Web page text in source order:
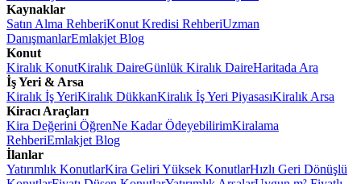
Kaynaklar
Satın Alma RehberiKonut Kredisi RehberiUzman
DanışmanlarEmlakjet Blog
Konut
Kiralık KonutKiralık DaireGünlük Kiralık DaireHaritada Ara
İş Yeri & Arsa
Kiralık İş YeriKiralık DükkanKiralık İş Yeri PiyasasıKiralık Arsa
Kiracı Araçları
Kira Değerini ÖğrenNe Kadar ÖdeyebilirimKiralama
RehberiEmlakjet Blog
İlanlar
Yatırımlık KonutlarKira Geliri Yüksek KonutlarHızlı Geri Dönüşlü